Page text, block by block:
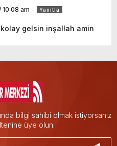
10:08 am Yanıtla
gelsin inşallah amin
bilgi sahibi olmak istiyorsanız
üye olun.